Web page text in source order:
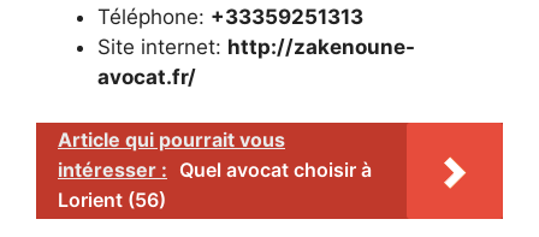
Téléphone: +33359251313
Site internet: http://zakenoune-
avocat.fr/
Article qui pourrait vous
intéresser : Quel avocat choisir à
Lorient (56)